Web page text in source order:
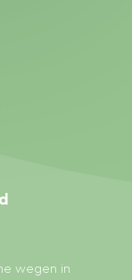
wegen in